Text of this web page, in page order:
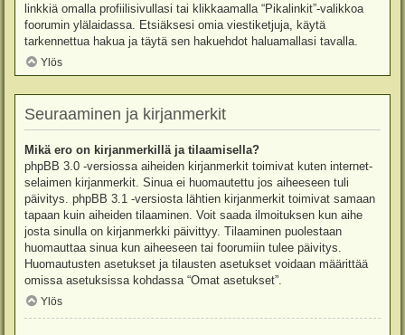
linkkiä omalla profiilisivullasi tai klikkaamalla “Pikalinkit”-valikkoa
foorumin ylälaidassa. Etsiäksesi omia viestiketjuja, käytä
tarkennettua hakua ja täytä sen hakuehdot haluamallasi tavalla.
Ylös
Seuraaminen ja kirjanmerkit
Mikä ero on kirjanmerkillä ja tilaamisella?
phpBB 3.0 -versiossa aiheiden kirjanmerkit toimivat kuten internet-
selaimen kirjanmerkit. Sinua ei huomautettu jos aiheeseen tuli
päivitys. phpBB 3.1 -versiosta lähtien kirjanmerkit toimivat samaan
tapaan kuin aiheiden tilaaminen. Voit saada ilmoituksen kun aihe
josta sinulla on kirjanmerkki päivittyy. Tilaaminen puolestaan
huomauttaa sinua kun aiheeseen tai foorumiin tulee päivitys.
Huomautusten asetukset ja tilausten asetukset voidaan määrittää
omissa asetuksissa kohdassa “Omat asetukset”.
Ylös